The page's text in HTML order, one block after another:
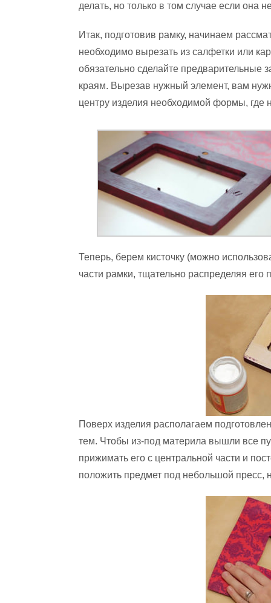
делать, но только в том случае если она
Итак, подготовив рамку, начинаем
необходимо вырезать из салфетки или
обязательно сделайте предварительные
краям. Вырезав нужный элемент, вам
центру изделия необходимой формы, где
Теперь, берем кисточку (можно
части рамки, тщательно распределяя его
Поверх изделия располагаем
тем. Чтобы из-под материла вышли все
прижимать его с центральной части и
положить предмет под небольшой пресс,